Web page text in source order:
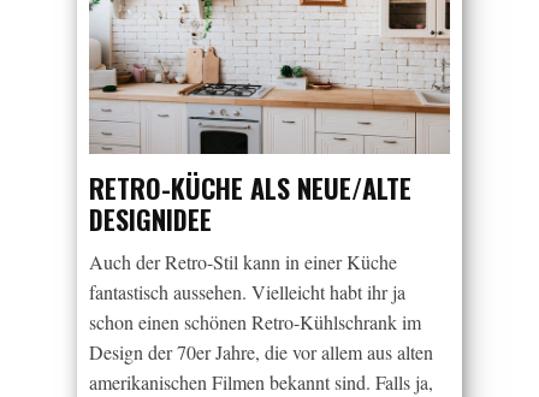
RETRO-KÜCHE ALS NEUE/ALTE
DESIGNIDEE
Auch der Retro-Stil kann in einer Küche
fantastisch aussehen. Vielleicht habt ihr ja
schon einen schönen Retro-Kühlschrank im
Design der 70er Jahre, die vor allem aus alten
amerikanischen Filmen bekannt sind. Falls ja,